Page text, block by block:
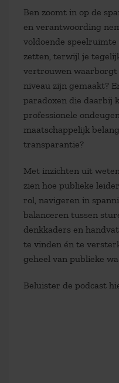
Ben zoomt in op de
en verantwoording
voldoende
zetten, terwijl je
vertrouwen waarborgt
niveau zijn gemaakt?
paradoxen die daarbij
professionele
maatschappelijk
transparantie?
Met inzichten uit
zien hoe publieke
rol, navigeren in
balanceren tussen
denkkaders en
te vinden én te
geheel van publieke
Beluister de podcast